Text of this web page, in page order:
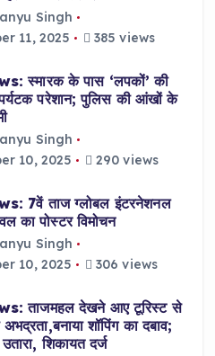
Singh
11, 2025
385 views
स्मारक के पास ‘लपकों’ की
पर्यटक परेशान; पुलिस की आंखों के
Singh
10, 2025
290 views
7वें ताज ग्लोबल इंटरनेशनल
का पोस्टर विमोचन
Singh
10, 2025
306 views
ताजमहल देखने आए टूरिस्ट से
शॉपिंग का दबाव;
शिकायत दर्ज